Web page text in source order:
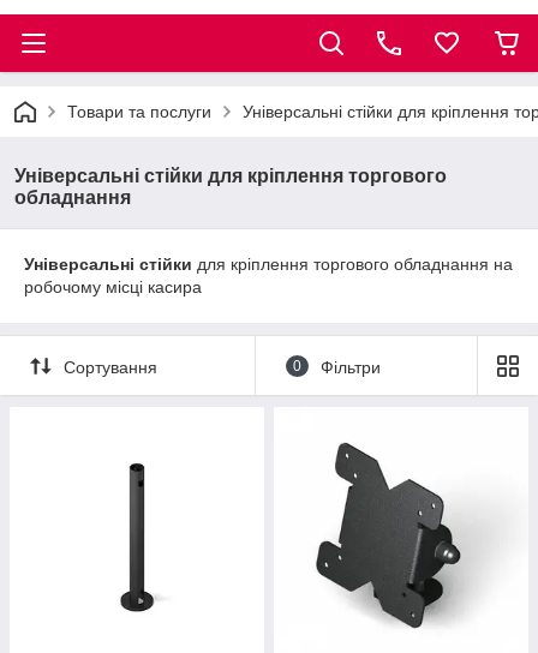
Товари та послуги Універсальні стійки для кріплення
Універсальні стійки для кріплення торгового
обладнання
Універсальні стійки для кріплення торгового обладнання на
робочому місці касира
Сортування 0 Фільтри